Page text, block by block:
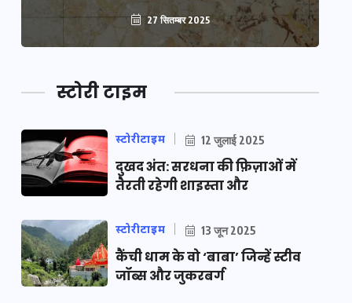
27 सितम्बर 2025
स्टोरी टाइम
स्टोरीटाइम 12 जुलाई 2025
दुखद अंत: सरधना की फ़िज़ाओं में
तैरती रहेगी शाइस्ता और
स्टोरीटाइम 13 जून 2025
कैंची धाम के वो ‘बाबा’ जिन्हें स्टीव
जॉब्स और जुकरबर्ग